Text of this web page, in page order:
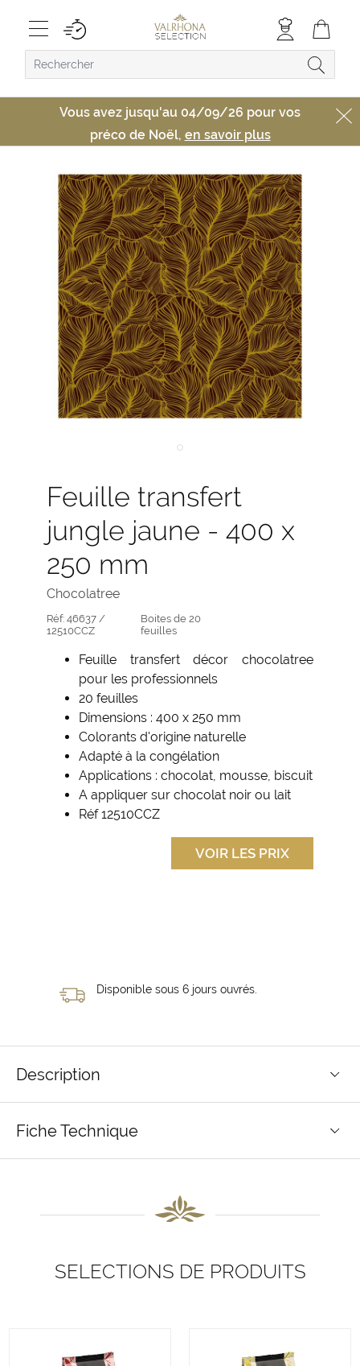
Vous avez jusqu'au 04/09/26 pour vos
préco de Noël, en savoir plus
Feuille transfert
jungle jaune - 400 x
250 mm
Chocolatree
Réf: 46637 /
12510CCZ
Boites de 20
feuilles
Feuille transfert décor chocolatree
pour les professionnels
20 feuilles
Dimensions : 400 x 250 mm
Colorants d'origine naturelle
Adapté à la congélation
Applications : chocolat, mousse, biscuit
A appliquer sur chocolat noir ou lait
Réf 12510CCZ
VOIR LES PRIX
Disponible sous 6 jours ouvrés.
Description
Fiche Technique
SELECTIONS DE PRODUITS